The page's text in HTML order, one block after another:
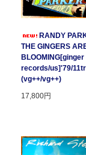
RANDY
THE GINGERS
BLOOMING[ginger
records/us]'79/
(vg++/vg++)
17,800円